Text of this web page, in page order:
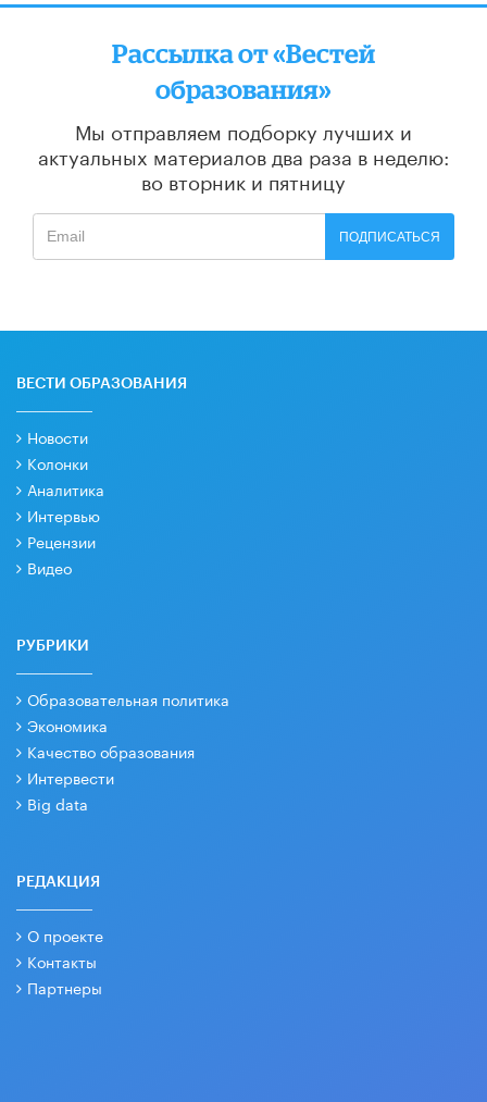
Рассылка от «Вестей
образования»
Мы отправляем подборку лучших и
актуальных материалов два раза в неделю:
во вторник и пятницу
ПОДПИСАТЬСЯ
ВЕСТИ ОБРАЗОВАНИЯ
Новости
Колонки
Аналитика
Интервью
Рецензии
Видео
РУБРИКИ
Образовательная политика
Экономика
Качество образования
Интервести
Big data
РЕДАКЦИЯ
О проекте
Контакты
Партнеры